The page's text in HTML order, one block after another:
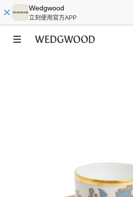
Wedgwood
立刻使用官方APP